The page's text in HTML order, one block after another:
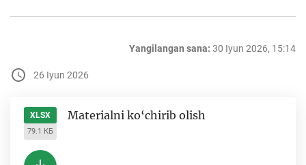
Yangilangan sana: 30 Iyun 2026, 15:14
26 Iyun 2026
XLSX
79.1 КБ
Materialni ko‘chirib olish